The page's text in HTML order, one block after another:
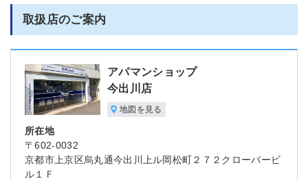
取扱店のご案内
アパマンショップ
今出川店
地図を見る
所在地
〒602-0032
京都市上京区烏丸通今出川上ル岡松町２７２クローバービ
ル１Ｆ